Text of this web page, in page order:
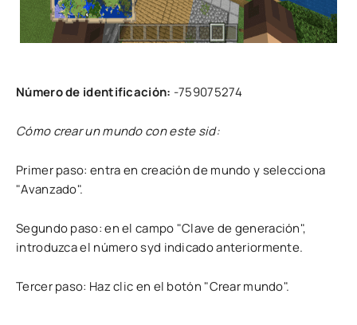
Número de identificación: -759075274
Cómo crear un mundo con este sid:
Primer paso: entra en creación de mundo y selecciona
"Avanzado".
Segundo paso: en el campo "Clave de generación",
introduzca el número syd indicado anteriormente.
Tercer paso: Haz clic en el botón "Crear mundo".